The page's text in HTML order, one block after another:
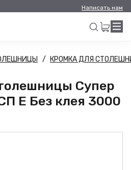
Написать нам
Искать
КРОМКА ДЛЯ
Супер
E Без клея 3000